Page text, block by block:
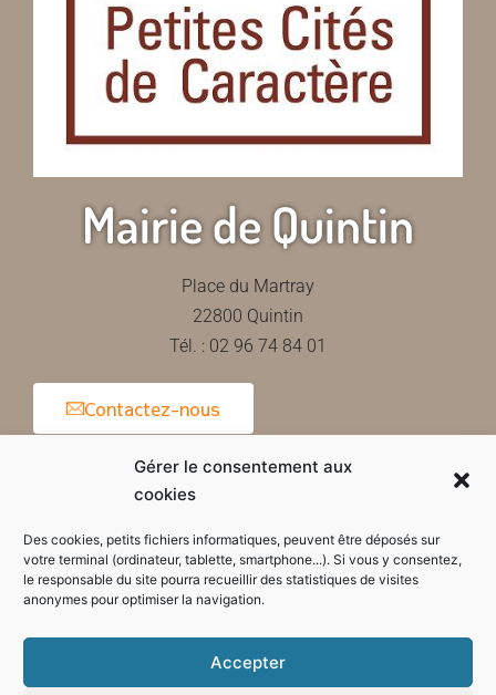
Gérer le consentement aux
cookies
Des cookies, petits fichiers informatiques, peuvent être déposés sur
votre terminal (ordinateur, tablette, smartphone...). Si vous y consentez,
le responsable du site pourra recueillir des statistiques de visites
anonymes pour optimiser la navigation.
Accepter
Mairie de Quintin
Place du Martray
22800 Quintin
Tél. : 02 96 74 84 01
Contactez-nous
Horaires d'ouverture de la mairie